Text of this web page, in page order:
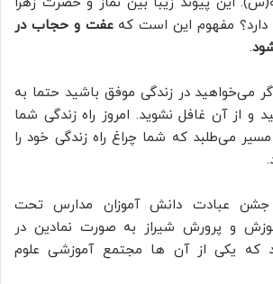
مفهوم این است کهعفت و حجاب در
.
می‌خواهید در زندگی موفق باشید حتما به
و از آن غافل نشوید. امروز راه زندگی شما
می‌طلبد که شما چراغ راه زندگی خود را
جشن عبادت دانش آموزان مدارس تحت
ناحیه 2 آموزش و پرورش شیراز به صورت نمادین در
که یکی از آن ها مجتمع آموزشی علوم